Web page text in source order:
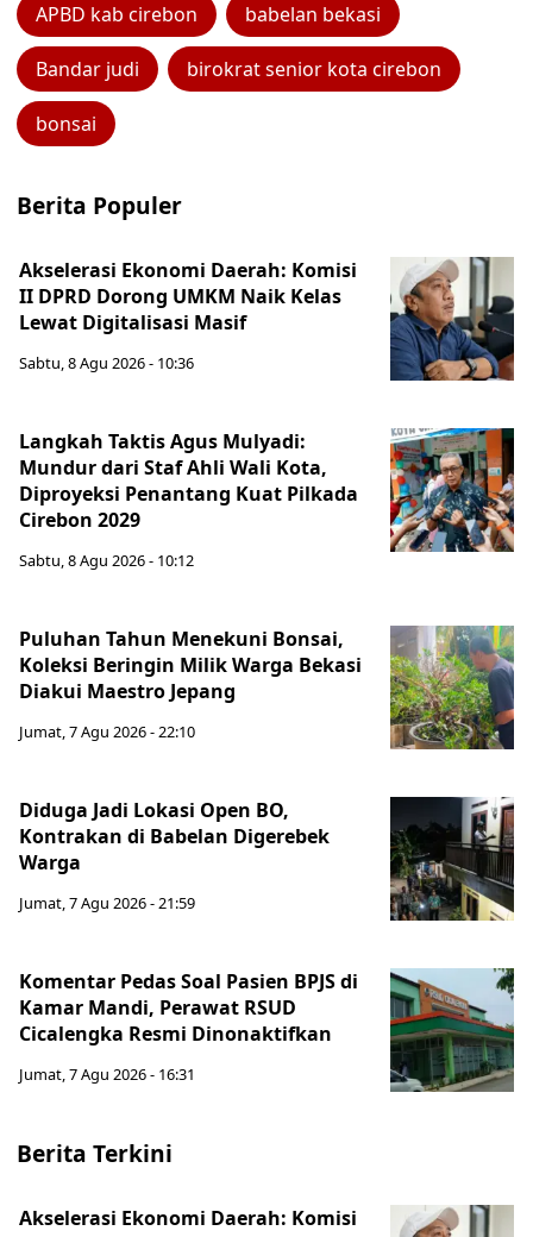
APBD kab cirebon babelan bekasi
Bandar judi birokrat senior kota cirebon
bonsai
Berita Populer
Akselerasi Ekonomi Daerah: Komisi
II DPRD Dorong UMKM Naik Kelas
Lewat Digitalisasi Masif
Sabtu, 8 Agu 2026 - 10:36
Langkah Taktis Agus Mulyadi:
Mundur dari Staf Ahli Wali Kota,
Diproyeksi Penantang Kuat Pilkada
Cirebon 2029
Sabtu, 8 Agu 2026 - 10:12
Puluhan Tahun Menekuni Bonsai,
Koleksi Beringin Milik Warga Bekasi
Diakui Maestro Jepang
Jumat, 7 Agu 2026 - 22:10
Diduga Jadi Lokasi Open BO,
Kontrakan di Babelan Digerebek
Warga
Jumat, 7 Agu 2026 - 21:59
Komentar Pedas Soal Pasien BPJS di
Kamar Mandi, Perawat RSUD
Cicalengka Resmi Dinonaktifkan
Jumat, 7 Agu 2026 - 16:31
Berita Terkini
Akselerasi Ekonomi Daerah: Komisi